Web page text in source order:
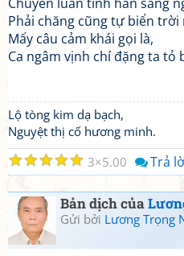
Phải chăng cũng tự biển trời
Mấy câu cảm khái gọi là,
Ca ngâm vịnh chí đặng ta tỏ
Lộ tòng kim dạ bạch,
Nguyệt thị cố hương minh.
☆
☆
☆
☆
☆ 3 5.00 Trả
Bản dịch của
Gửi bởi Lương Trọng